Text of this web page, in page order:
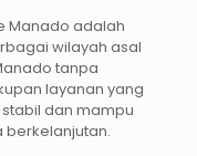
Manado adalah
wilayah asal
tanpa
layanan yang
dan mampu
berkelanjutan.